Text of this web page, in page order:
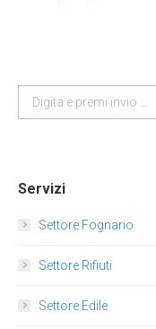
Search:
Servizi
Settore Fognario
Settore Rifiuti
Settore Edile